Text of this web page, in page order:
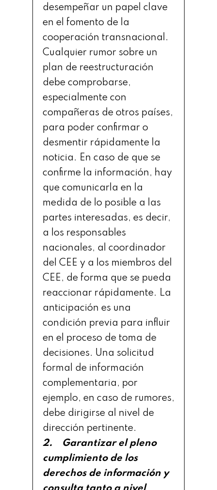
desempeñar un papel clave
en el fomento de la
cooperación transnacional.
Cualquier rumor sobre un
plan de reestructuración
debe comprobarse,
especialmente con
compañeras de otros países,
para poder confirmar o
desmentir rápidamente la
noticia. En caso de que se
confirme la información, hay
que comunicarla en la
medida de lo posible a las
partes interesadas, es decir,
a los responsables
nacionales, al coordinador
del CEE y a los miembros del
CEE, de forma que se pueda
reaccionar rápidamente. La
anticipación es una
condición previa para influir
en el proceso de toma de
decisiones. Una solicitud
formal de información
complementaria, por
ejemplo, en caso de rumores,
debe dirigirse al nivel de
dirección pertinente.
2. Garantizar el pleno
cumplimiento de los
derechos de información y